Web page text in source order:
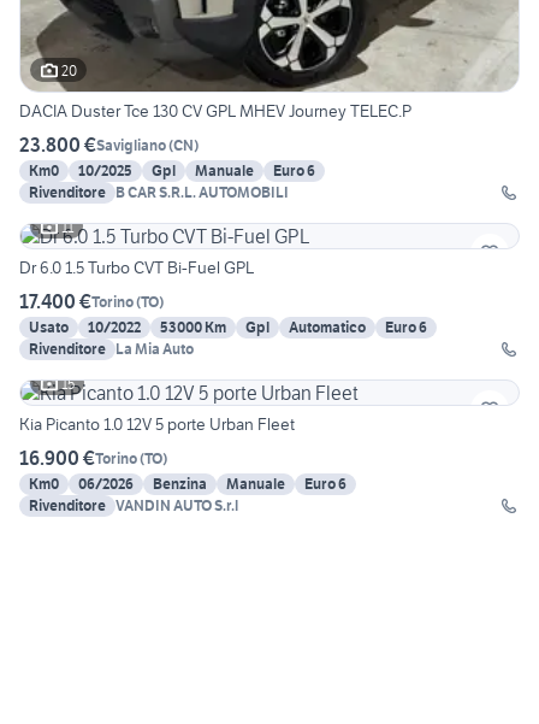
20
DACIA Duster Tce 130 CV GPL MHEV Journey TELEC.P
23.800 €Savigliano(CN)
Km0
10/2025 Gpl Manuale
Euro 6
Rivenditore B CAR S.R.L. AUTOMOBILI
11
Dr 6.0 1.5 Turbo CVT Bi-Fuel GPL
17.400 €Torino(TO)
Usato
10/2022 53000 Km Gpl Automatico
Euro 6
Rivenditore La Mia Auto
15
Kia Picanto 1.0 12V 5 porte Urban Fleet
16.900 €Torino(TO)
Km0
06/2026 Benzina Manuale
Euro 6
Rivenditore VANDIN AUTO S.r.l